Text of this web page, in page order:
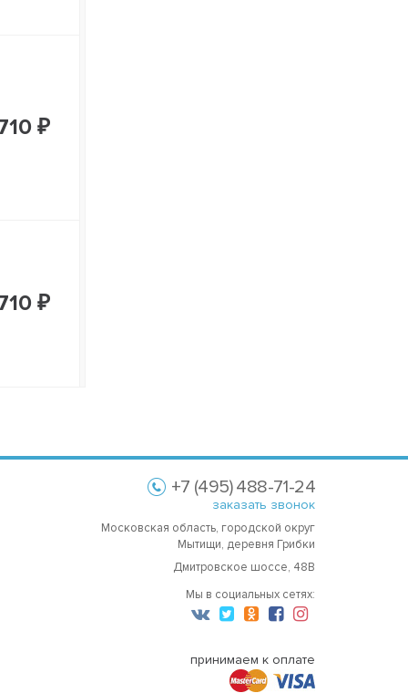
₽
₽
+7 (495) 488-71-24
заказать звонок
Московская область, городской округ
Мытищи, деревня Грибки
Дмитровское шоссе, 48В
Мы в социальных сетях:
принимаем к оплате